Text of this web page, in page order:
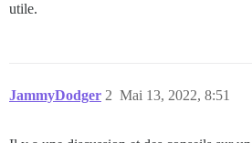
utile.
JammyDodger Mai 13, 2022, 8:51
2